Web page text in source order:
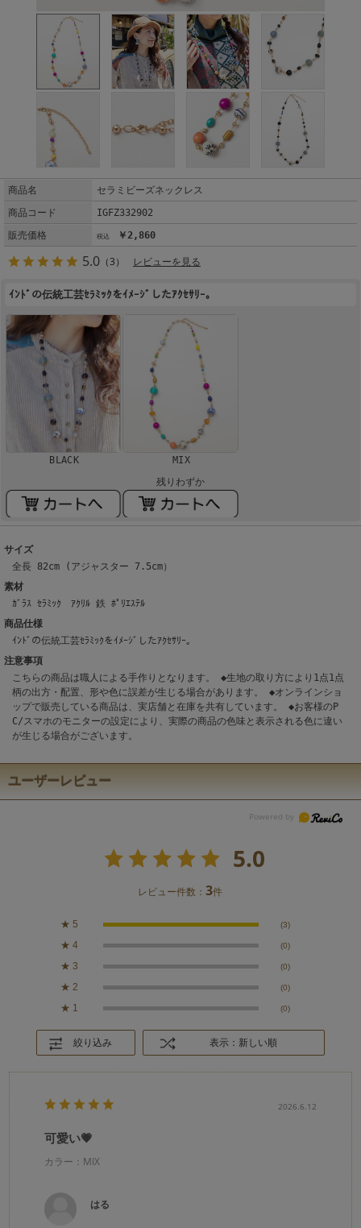
商品名
セラミビーズネックレス
商品コード
IGFZ332902
販売価格
￥2,860
5.0 （3） レビューを見る
ｲﾝﾄﾞの伝統工芸ｾﾗﾐｯｸをｲﾒｰｼﾞしたｱｸｾｻﾘｰ。
BLACK
MIX
残りわずか
サイズ
全長 82cm (アジャスター 7.5cm）
素材
ｶﾞﾗｽ ｾﾗﾐｯｸ ｱｸﾘﾙ 鉄 ﾎﾟﾘｴｽﾃﾙ
商品仕様
ｲﾝﾄﾞの伝統工芸ｾﾗﾐｯｸをｲﾒｰｼﾞしたｱｸｾｻﾘｰ。
注意事項
こちらの商品は職人による手作りとなります。 ◆生地の取り方により1点1点
柄の出方・配置、形や色に誤差が生じる場合があります。 ◆オンラインショ
ップで販売している商品は、実店舗と在庫を共有しています。 ◆お客様のP
C/スマホのモニターの設定により、実際の商品の色味と表示される色に違い
が生じる場合がございます。
ユーザーレビュー
5.0
レビュー件数：3件
★ 5 (3)
★ 4 (0)
★ 3 (0)
★ 2 (0)
★ 1 (0)
絞り込み 表示：新しい順
2026.6.12
可愛い💗
カラー：MIX
はる